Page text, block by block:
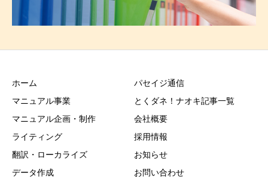
ホーム
マニュアル事業
マニュアル企画・制作
ライティング
翻訳・ローカライズ
データ作成
パセイジ通信
とくダネ！ナオキ記事一覧
会社概要
採用情報
お知らせ
お問い合わせ